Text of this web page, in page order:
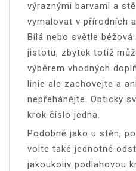
výraznými barvami a
vymalovat v přírodních
Bílá nebo světle
jistotu, zbytek totiž
výběrem vhodných
linie ale zachovejte a
nepřehánějte. Opticky
krok číslo jedna.
Podobně jako u stěn,
volte také jednotné
jakoukoliv podlahovou